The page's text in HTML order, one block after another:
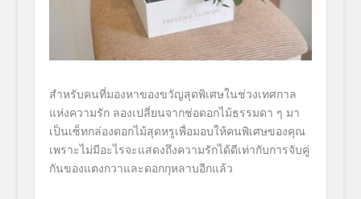
สำหรับคนที่มองหาของขวัญสุดพิเศษในช่วงเทศกาล
แห่งความรัก ลองเปลี่ยนจากช่อดอกไม้ธรรมดา ๆ มา
เป็นเซ็ทกล่องดอกไม้สุดหรูเพื่อมอบให้คนพิเศษของคุณ
เพราะไม่มีอะไรจะแสดงถึงความรักได้ดีเท่ากับการจับคู่
กันของแตงกวาและดอกกุหลาบอีกแล้ว